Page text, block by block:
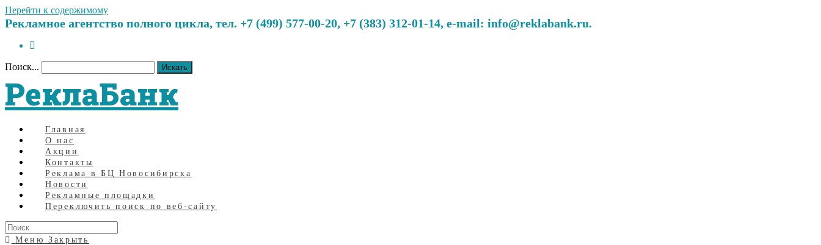
Перейти к содержимому
Рекламное агентство полного цикла, тел. +7 (499) 577-00-20, +7 (383) 312-01-14, e-mail: info@reklabank.ru.
Поиск... Искать
РеклаБанк
Главная
О нас
Акции
Контакты
Реклама в БЦ Новосибирска
Новости
Рекламные площадки
Переключить поиск по веб-сайту
Меню Закрыть